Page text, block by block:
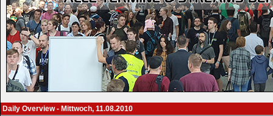
Daily Overview - Mittwoch, 11.08.2010